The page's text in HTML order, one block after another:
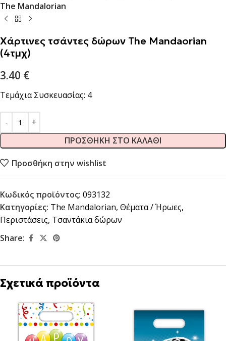
The Mandalorian
Χάρτινες τσάντες δώρων The Mandaorian
(4τμχ)
3.40 €
Τεμάχια Συσκευασίας: 4
ΠΡΟΣΘΉΚΗ ΣΤΟ ΚΑΛΆΘΙ
Προσθήκη στην wishlist
Κωδικός προϊόντος: 093132
Κατηγορίες: The Mandalorian, Θέματα / Ήρωες,
Περιστάσεις, Τσαντάκια δώρων
Share:
Σχετικά προϊόντα